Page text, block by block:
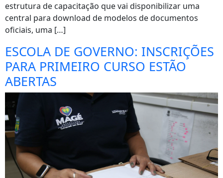
estrutura de capacitação que vai disponibilizar uma
central para download de modelos de documentos
oficiais, uma […]
ESCOLA DE GOVERNO: INSCRIÇÕES
PARA PRIMEIRO CURSO ESTÃO
ABERTAS